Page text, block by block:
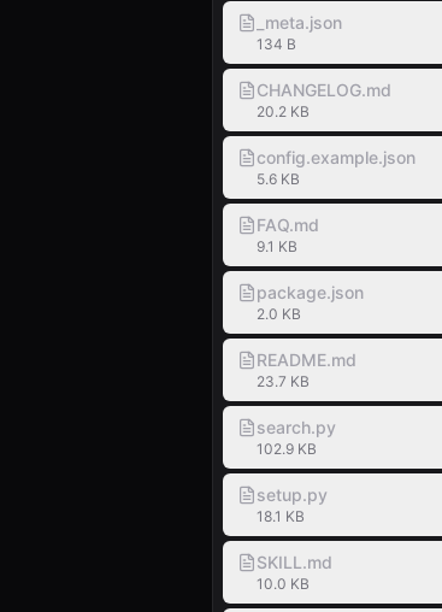
_meta.json
134 B
CHANGELOG.md
20.2 KB
config.example.json
5.6 KB
FAQ.md
9.1 KB
package.json
2.0 KB
README.md
23.7 KB
search.py
102.9 KB
setup.py
18.1 KB
SKILL.md
10.0 KB